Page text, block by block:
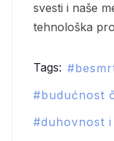
svesti i naše
tehnološka
Tags:
budućnost
duhovnost